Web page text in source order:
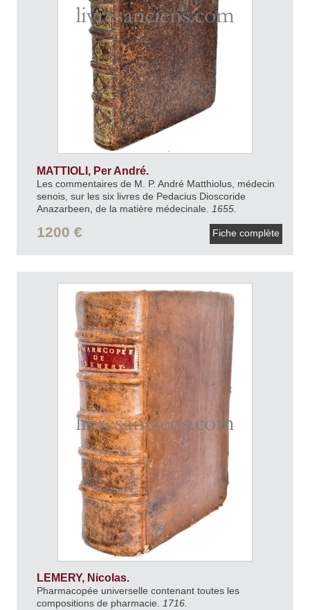
MATTIOLI, Per André.
Les commentaires de M. P. André Matthiolus, médecin
senois, sur les six livres de Pedacius Dioscoride
Anazarbeen, de la matière médecinale.
1655.
1200 € Fiche complète
LEMERY, Nicolas.
Pharmacopée universelle contenant toutes les
compositions de pharmacie. 1716.